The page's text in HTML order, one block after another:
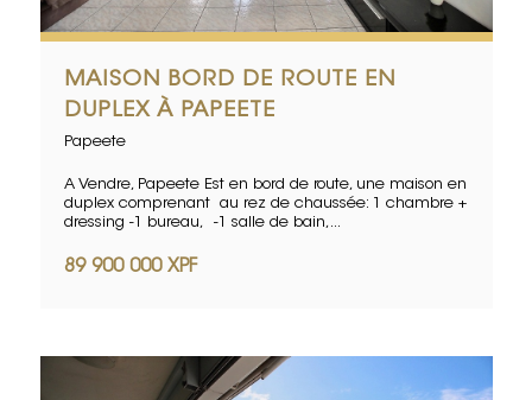
MAISON BORD DE ROUTE EN
DUPLEX À PAPEETE
Papeete
A Vendre, Papeete Est en bord de route, une maison en
duplex comprenant au rez de chaussée: 1 chambre +
dressing -1 bureau, -1 salle de bain,...
89 900 000 XPF